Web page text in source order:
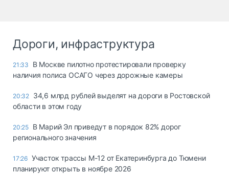
Дороги, инфраструктура
21:33
В Москве пилотно протестировали проверку
наличия полиса ОСАГО через дорожные камеры
20:32 34,6 млрд рублей выделят на дороги в Ростовской
области в этом году
20:25 В Марий Эл приведут в порядок 82% дорог
регионального значения
17:26 Участок трассы М-12 от Екатеринбурга до Тюмени
планируют открыть в ноябре 2026